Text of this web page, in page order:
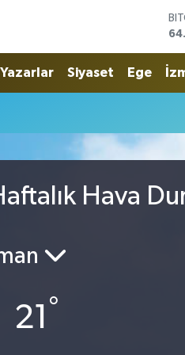
Yazarlar Siyaset Ege
Hava
21 °